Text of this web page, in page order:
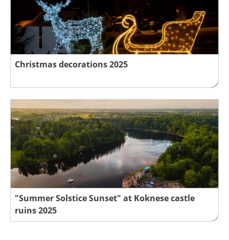
Christmas decorations 2025
"Summer Solstice Sunset" at Koknese castle
ruins 2025